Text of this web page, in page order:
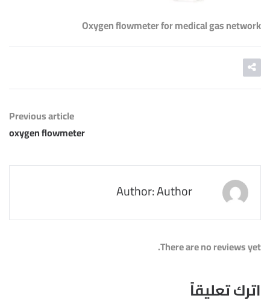
Oxygen flowmeter for medical gas network
Previous article
oxygen flowmeter
Author: Author
There are no reviews yet.
اترك تعليقاً